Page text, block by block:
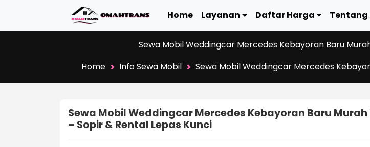
Home Layanan Daftar Harga Tentang
Sewa Mobil Weddingcar Mercedes Kebayoran Baru
Home > Info Sewa Mobil > Sewa Mobil Weddingcar Mercedes
Sewa Mobil Weddingcar Mercedes Kebayoran Baru Murah
– Sopir & Rental Lepas Kunci